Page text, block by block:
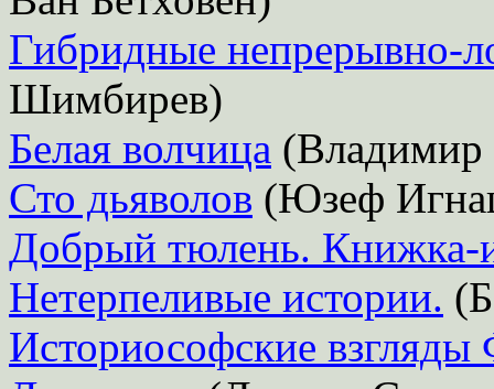
Гибридные непрерывно-
Шимбирев)
Белая волчица (Владимир
Сто дьяволов (Юзеф
Добрый тюлень. Книжка-
Нетерпеливые истории.
Историософские